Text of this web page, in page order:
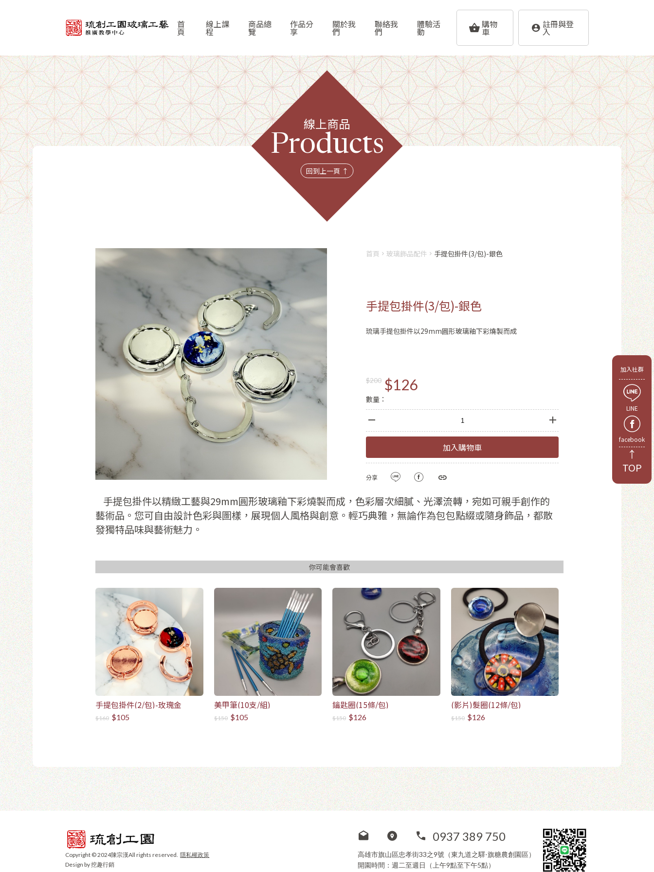
首
頁
線上課
程
商品總
覽
作品分
享
關於我
們
聯絡我
們
體驗活
動
購物
車
註冊與登
入
會員登入
Email
登入
姓名
Email
密碼
確認
且包含英文和數字
註冊
首頁
線上課程
加入社群
LINE
facebook
↑
TOP
線上商品
Products
回到上一頁 ↑
首頁 玻璃飾品配件 手提包掛件(3/包)-銀色
手提包掛件(3/包)-銀色
琉璃手提包掛件以29mm圓形玻璃釉下彩燒製而成
$200 $126
數量：
加入購物車
分享
手提包掛件以精緻工藝與29mm圓形玻璃釉下彩燒製而成，色彩層次細膩、光澤流轉，宛如可親手創作的
藝術品。您可自由設計色彩與圖樣，展現個人風格與創意。輕巧典雅，無論作為包包點綴或隨身飾品，都散
發獨特品味與藝術魅力。
你可能會喜歡
手提包掛件(2/包)-玫瑰金
$160 $105
美甲筆(10支/組)
$150 $105
鑰匙圈(15條/包)
$150 $126
(影片)髮圈(12條/包)
$150 $126
Copyright © 2024陳宗漢All rights reserved.隱私權政策
Design by 挖趣行銷
0937 389 750
高雄市旗山區忠孝街33之9號（東九道之驛-旗糖農創園區）
開園時間：週二至週日（上午9點至下午5點）